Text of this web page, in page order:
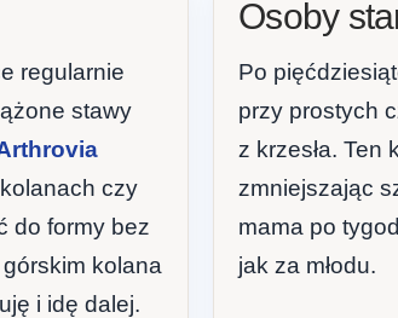
regularnie
stawy
czy
do formy bez
kolana
i idę dalej.
Osoby
Po
przy prostych
z krzesła. Ten
zmniejszając
mama po
jak za młodu.